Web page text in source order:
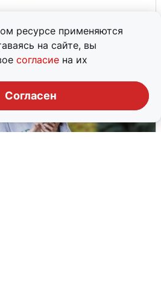
ресурсе применяются
на сайте, вы
согласие на их
Согласен